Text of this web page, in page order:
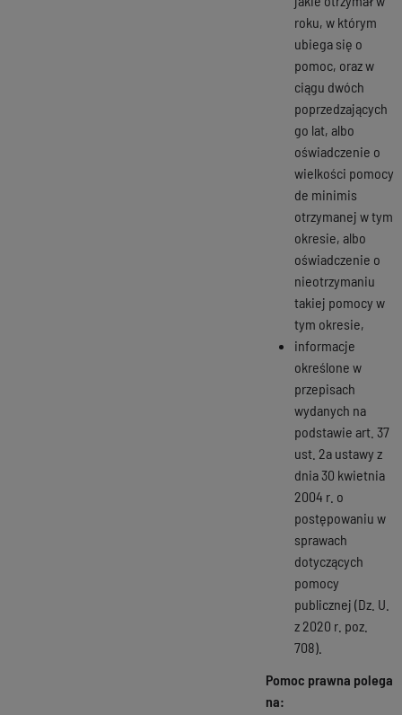
roku, w którym
ubiega się o
pomoc, oraz w
ciągu dwóch
poprzedzających
go lat, albo
oświadczenie o
wielkości pomocy
de minimis
otrzymanej w tym
okresie, albo
oświadczenie o
nieotrzymaniu
takiej pomocy w
tym okresie,
informacje
określone w
przepisach
wydanych na
podstawie art. 37
ust. 2a ustawy z
dnia 30 kwietnia
2004 r. o
postępowaniu w
sprawach
dotyczących
pomocy
publicznej (Dz. U.
z 2020 r. poz.
708).
Pomoc prawna polega
na: